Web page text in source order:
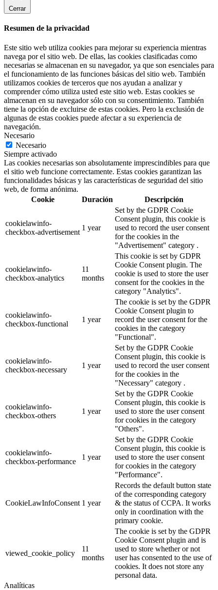
Cerrar
Resumen de la privacidad
Este sitio web utiliza cookies para mejorar su experiencia mientras
navega por el sitio web. De ellas, las cookies clasificadas como
necesarias se almacenan en su navegador, ya que son esenciales para
el funcionamiento de las funciones básicas del sitio web. También
utilizamos cookies de terceros que nos ayudan a analizar y
comprender cómo utiliza usted este sitio web. Estas cookies se
almacenan en su navegador sólo con su consentimiento. También
tiene la opción de excluirse de estas cookies. Pero la exclusión de
algunas de estas cookies puede afectar a su experiencia de
navegación.
Necesario
Necesario
Siempre activado
Las cookies necesarias son absolutamente imprescindibles para que
el sitio web funcione correctamente. Estas cookies garantizan las
funcionalidades básicas y las características de seguridad del sitio
web, de forma anónima.
Cookie
Duración Descripción
cookielawinfo-
checkbox-advertisement
1 year
Set by the GDPR Cookie
Consent plugin, this cookie is
used to record the user consent
for the cookies in the
"Advertisement" category .
cookielawinfo-
checkbox-analytics
11
months
This cookie is set by GDPR
Cookie Consent plugin. The
cookie is used to store the user
consent for the cookies in the
category "Analytics".
cookielawinfo-
checkbox-functional
1 year
The cookie is set by the GDPR
Cookie Consent plugin to
record the user consent for the
cookies in the category
"Functional".
cookielawinfo-
checkbox-necessary
1 year
Set by the GDPR Cookie
Consent plugin, this cookie is
used to record the user consent
for the cookies in the
"Necessary" category .
cookielawinfo-
checkbox-others
1 year
Set by the GDPR Cookie
Consent plugin, this cookie is
used to store the user consent
for cookies in the category
"Others".
cookielawinfo-
checkbox-performance
1 year
Set by the GDPR Cookie
Consent plugin, this cookie is
used to store the user consent
for cookies in the category
"Performance".
CookieLawInfoConsent 1 year
Records the default button state
of the corresponding category
& the status of CCPA. It works
only in coordination with the
primary cookie.
viewed_cookie_policy
11
months
The cookie is set by the GDPR
Cookie Consent plugin and is
used to store whether or not
user has consented to the use of
cookies. It does not store any
personal data.
Analíticas